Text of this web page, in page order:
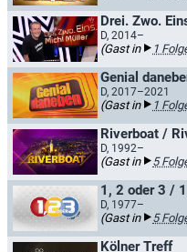
Drei. Zwo.
D, 2014–
(Gast in 1
Genial
D, 2017–2021
(Gast in 1
Riverboat /
D, 1992–
(Gast in 5
1, 2 oder 3 /
D, 1977–
(Gast in 5
Kölner Treff